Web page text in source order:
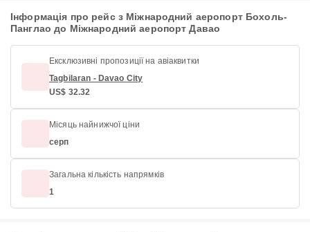
Інформація про рейс з Міжнародний аеропорт Бохоль-
Панглао до Міжнародний аеропорт Давао
Ексклюзивні пропозиції на авіаквитки
Tagbilaran - Davao City
US$ 32.32
Місяць найнижчої ціни
серп
Загальна кількість напрямків
1